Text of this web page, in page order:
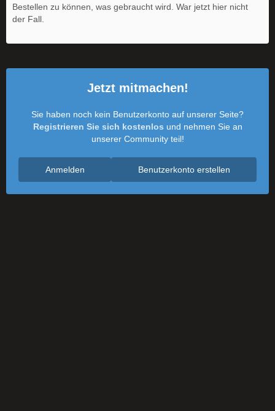
Bestellen zu können, was gebraucht wird. War jetzt hier nicht
der Fall.
Jetzt mitmachen!
Sie haben noch kein Benutzerkonto auf unserer Seite?
Registrieren Sie sich kostenlos und nehmen Sie an
unserer Community teil!
Benutzerkonto erstellen
Anmelden